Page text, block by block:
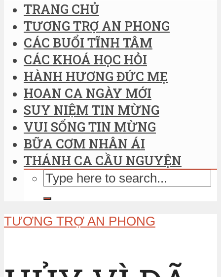
TRANG CHỦ
TƯƠNG TRỢ AN PHONG
CÁC BUỔI TĨNH TÂM
CÁC KHOÁ HỌC HỎI
HÀNH HƯƠNG ĐỨC MẸ
HOAN CA NGÀY MỚI
SUY NIỆM TIN MỪNG
VUI SỐNG TIN MỪNG
BỮA CƠM NHÂN ÁI
THÁNH CA CẦU NGUYỆN
TƯƠNG TRỢ AN PHONG